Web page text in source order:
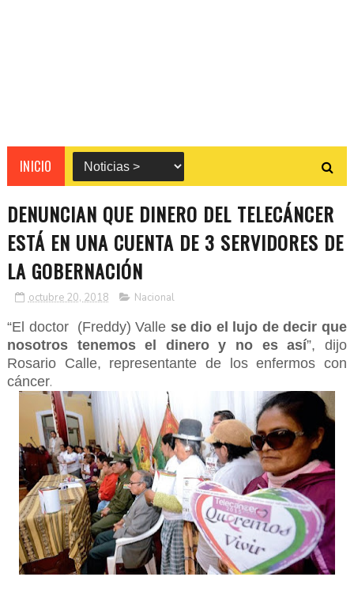
INICIO
DENUNCIAN QUE DINERO DEL TELECÁNCER
ESTÁ EN UNA CUENTA DE 3 SERVIDORES DE
LA GOBERNACIÓN
octubre 20, 2018 Nacional
“El doctor (Freddy) Valle se dio el lujo de decir que
nosotros tenemos el dinero y no es así”, dijo
Rosario Calle, representante de los enfermos con
cáncer.